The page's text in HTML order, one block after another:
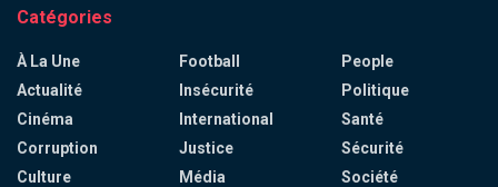
Catégories
À La Une
Actualité
Cinéma
Corruption
Culture
Football
Insécurité
International
Justice
Média
People
Politique
Santé
Sécurité
Société